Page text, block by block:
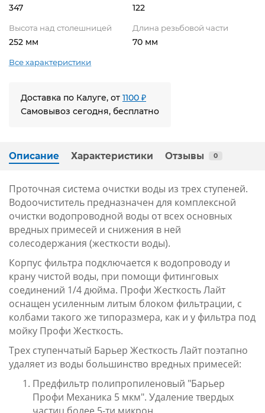
347 122
Высота над столешницей
252 мм
Длина резьбовой части
70 мм
Все характеристики
Доставка по Калуге, от 1100 ₽
Самовывоз сегодня, бесплатно
Описание Характеристики Отзывы 0
Проточная система очистки воды из трех ступеней.
Водоочиститель предназначен для комплексной
очистки водопроводной воды от всех основных
вредных примесей и снижения в ней
солесодержания (жесткости воды).
Корпус фильтра подключается к водопроводу и
крану чистой воды, при помощи фитинговых
соединений 1/4 дюйма. Профи Жесткость Лайт
оснащен усиленным литым блоком фильтрации, с
колбами такого же типоразмера, как и у фильтра под
мойку Профи Жесткость.
Трех ступенчатый Барьер Жесткость Лайт поэтапно
удаляет из воды большинство вредных примесей:
Предфильтр полипропиленовый "Барьер
Профи Механика 5 мкм". Удаление твердых
частиц более 5-ти микрон.